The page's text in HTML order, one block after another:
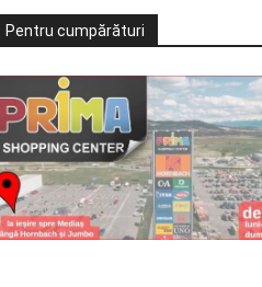
Pentru cumpărături